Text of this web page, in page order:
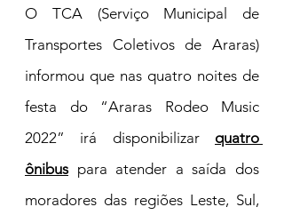
O TCA (Serviço Municipal de
Transportes Coletivos de Araras)
informou que nas quatro noites de
festa do “Araras Rodeo Music
2022” irá disponibilizar quatro
ônibus para atender a saída dos
moradores das regiões Leste, Sul,